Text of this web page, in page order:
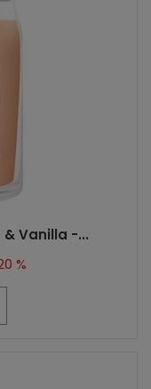
Vanilla -...
%